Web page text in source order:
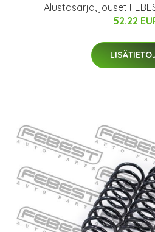
Alustasarja, jouset
52.22